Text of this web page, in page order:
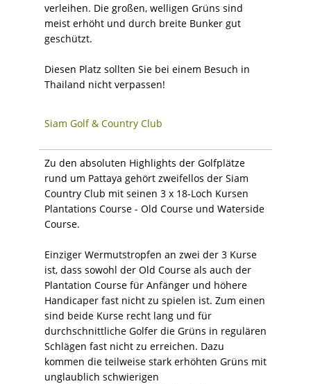
verleihen. Die großen, welligen Grüns sind
meist erhöht und durch breite Bunker gut
geschützt.
Diesen Platz sollten Sie bei einem Besuch in
Thailand nicht verpassen!
Siam Golf & Country Club
Zu den absoluten Highlights der Golfplätze
rund um Pattaya gehört zweifellos der Siam
Country Club mit seinen 3 x 18-Loch Kursen
Plantations Course - Old Course und Waterside
Course.
Einziger Wermutstropfen an zwei der 3 Kurse
ist, dass sowohl der Old Course als auch der
Plantation Course für Anfänger und höhere
Handicaper fast nicht zu spielen ist. Zum einen
sind beide Kurse recht lang und für
durchschnittliche Golfer die Grüns in regulären
Schlägen fast nicht zu erreichen. Dazu
kommen die teilweise stark erhöhten Grüns mit
unglaublich schwierigen